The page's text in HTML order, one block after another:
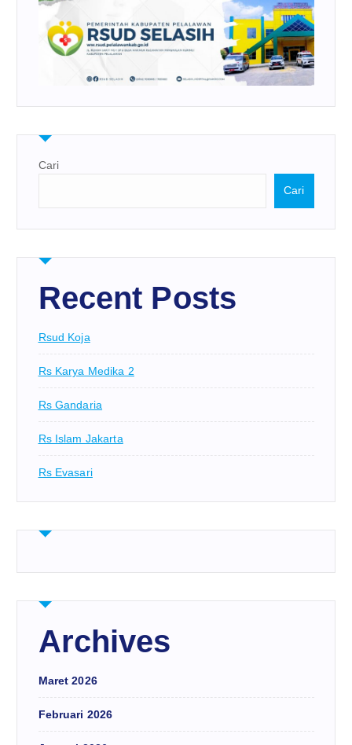
Cari
Cari
Recent Posts
Rsud Koja
Rs Karya Medika 2
Rs Gandaria
Rs Islam Jakarta
Rs Evasari
Archives
Maret 2026
Februari 2026